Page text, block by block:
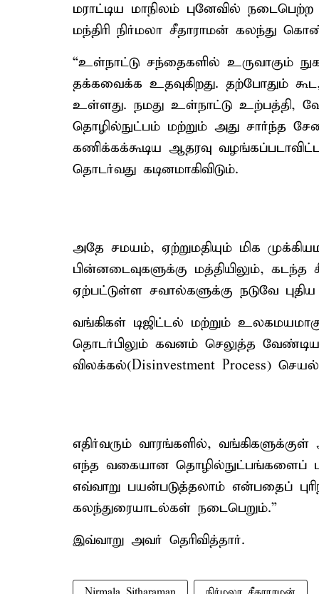
மராட்டிய மாநிலம் புனேவில்
மந்திரி நிர்மலா சீதாராமன் கலந்து
“உள்நாட்டு சந்தைகளில் உருவாகும்
தக்கவைக்க உதவுகிறது. தற்போதும்
உள்ளது. நமது உள்நாட்டு உற்பத்தி,
தொழில்நுட்பம் மற்றும் அது சார்ந்த
கணிக்கக்கூடிய ஆதரவு
தொடர்வது கடினமாகிவிடும்.
அதே சமயம், ஏற்றுமதியும் மிக
பின்னடைவுகளுக்கு மத்தியிலும்,
ஏற்பட்டுள்ள சவால்களுக்கு நடுவே
வங்கிகள் டிஜிட்டல் மற்றும்
தொடர்பிலும் கவனம் செலுத்த
விலக்கல்(Disinvestment Process)
எதிர்வரும் வாரங்களில்,
எந்த வகையான தொழில்நுட்பங்களைப்
எவ்வாறு பயன்படுத்தலாம் என்பதைப்
கலந்துரையாடல்கள் நடைபெறும்.”
இவ்வாறு அவர் தெரிவித்தார்.